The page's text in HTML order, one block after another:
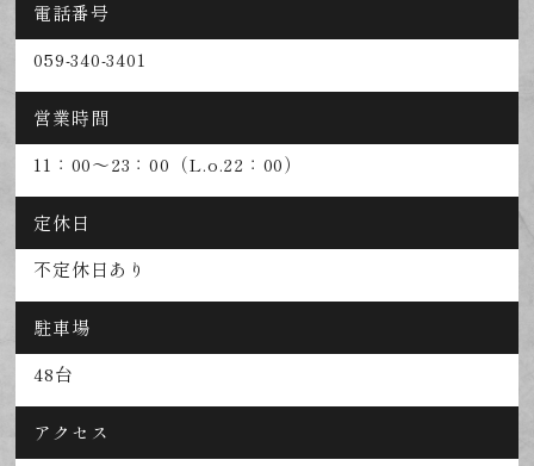
電話番号
059-340-3401
営業時間
11：00～23：00（L.o.22：00）
定休日
不定休日あり
駐車場
48台
アクセス